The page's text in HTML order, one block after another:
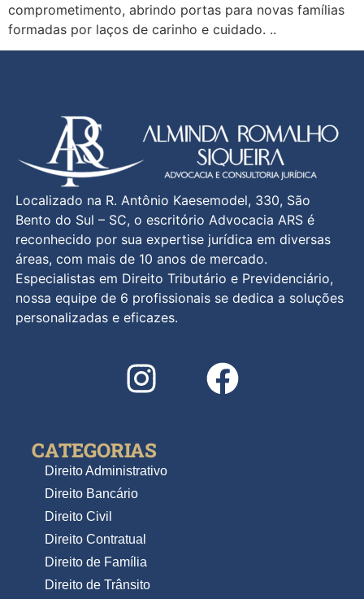
comprometimento, abrindo portas para novas famílias
formadas por laços de carinho e cuidado. ..
Localizado na R. Antônio Kaesemodel, 330, São
Bento do Sul – SC, o escritório Advocacia ARS é
reconhecido por sua expertise jurídica em diversas
áreas, com mais de 10 anos de mercado.
Especialistas em Direito Tributário e Previdenciário,
nossa equipe de 6 profissionais se dedica a soluções
personalizadas e eficazes.
CATEGORIAS
Direito Administrativo
Direito Bancário
Direito Civil
Direito Contratual
Direito de Família
Direito de Trânsito